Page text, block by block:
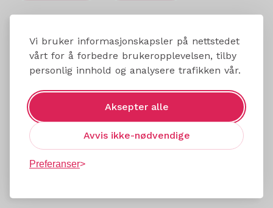
Vi bruker informasjonskapsler på nettstedet
vårt for å forbedre brukeropplevelsen, tilby
personlig innhold og analysere trafikken vår.
Aksepter alle
Avvis ikke-nødvendige
Preferanser